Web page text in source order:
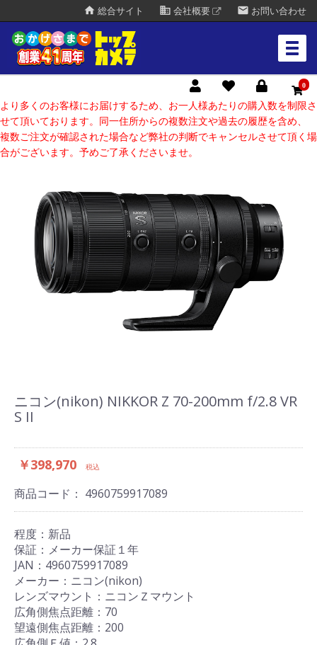
home 総合サイト business 会社概要 mail お問い合わせ
0
より多くのお客様にお届けするため、お一人様あたりの購入数を制限さ
せて頂いております。同一住所からの複数注文や過去の履歴を含め、
複数ご注文が確認された場合など弊社の判断でキャンセルさせて頂く場
合がございます。予めご了承くださいませ。
ニコン(nikon) NIKKOR Z 70-200mm f/2.8 VR
S II
￥398,970 税込
商品コード： 4960759917089
程度：新品
保証：メーカー保証１年
JAN：4960759917089
メーカー：ニコン(nikon)
レンズマウント：ニコンＺマウント
広角側焦点距離：70
望遠側焦点距離：200